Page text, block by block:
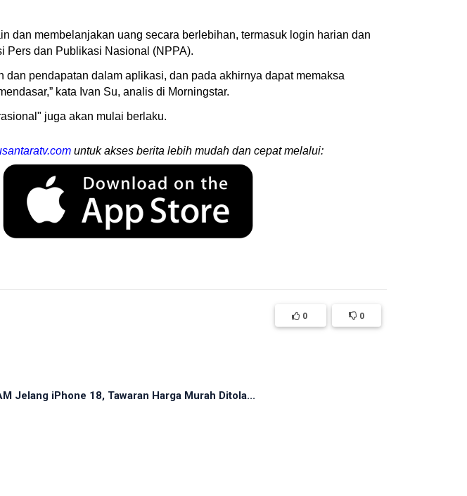
dan membelanjakan uang secara berlebihan, termasuk login harian dan
Pers dan Publikasi Nasional (NPPA).
pendapatan dalam aplikasi, dan pada akhirnya dapat memaksa
kata Ivan Su, analis di Morningstar.
juga akan mulai berlaku.
untuk akses berita lebih mudah dan cepat melalui:
0 0
Jelang iPhone 18, Tawaran Harga Murah Ditola...